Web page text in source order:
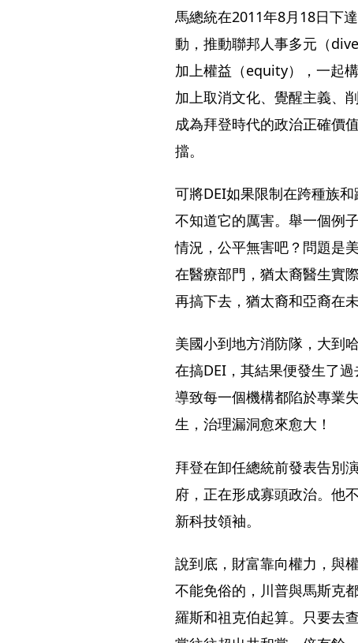
馬總統在2011年8月18日下
動，推動聯邦人事多元（
加上權益（equity），一起
加上取消文化、覺醒主義、
成為拜登時代的政治正確價
擋。
可將DEI如果限制在跨種族
不知道它的厲害。舉一個例
情況，公平無害吧？問題是
在醫療部門，猶太裔醫生實
再搞下去，猶太裔和亞裔在
美國小到地方消防隊，大到
在搞DEI，其結果便發生了
導致每一個機構都陷於專業
生，治理漏洞愈來愈大！
拜登在卸任總統前發表告別
府，正在形成寡頭政治。他
新科技領袖。
說到底，財富靠向權力，與
不能免俗的，川普與馬斯克
羅斯和祖克伯起算。只要去